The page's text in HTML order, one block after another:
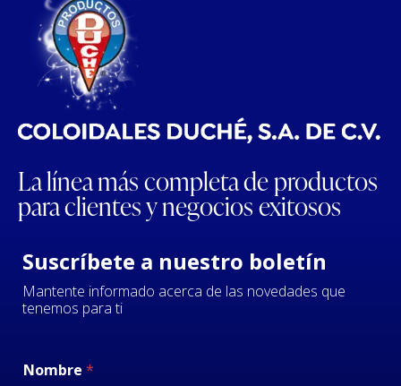
La línea más completa de productos
para clientes y negocios exitosos
Suscríbete a nuestro boletín
Mantente informado acerca de las novedades que
tenemos para ti
Nombre *